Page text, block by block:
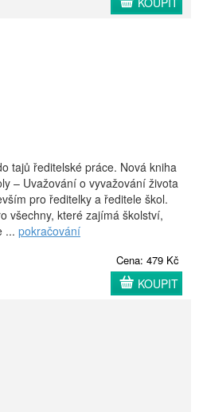
tajů ředitelské práce. Nová kniha
– Uvažování o vyvažování života
pro ředitelky a ředitele škol.
všechny, které zajímá školství,
... pokračování
Cena: 479 Kč
KOUPIT